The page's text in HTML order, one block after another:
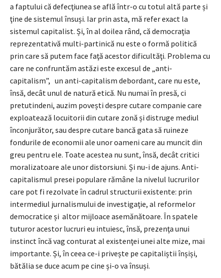
a faptului că defecţiunea se află într-o cu totul altă parte și
ţine de sistemul însuși. Iar prin asta, mă refer exact la
sistemul capitalist. Și, în al doilea rând, că democraţia
reprezentativă multi-partinică nu este o formă politică
prin care să putem face faţă acestor dificultăţi. Problema cu
care ne confruntăm astăzi este excesul de „anti-
capitalism”, un anti-capitalism debordant, care nu este,
însă, decât unul de natură etică. Nu numai în presă, ci
pretutindeni, auzim povești despre cutare companie care
exploatează locuitorii din cutare zonă și distruge mediul
înconjurător, sau despre cutare bancă gata să ruineze
fondurile de economii ale unor oameni care au muncit din
greu pentru ele. Toate acestea nu sunt, însă, decât critici
moralizatoare ale unor distorsiuni. Și nu-i de ajuns. Anti-
capitalismul presei populare rămâne la nivelul lucrurilor
care pot fi rezolvate în cadrul structurii existente: prin
intermediul jurnalismului de investigaţie, al reformelor
democratice și altor mijloace asemănătoare. În spatele
tuturor acestor lucruri eu intuiesc, însă, prezenţa unui
instinct încă vag conturat al existenţei unei alte mize, mai
importante. Și, în ceea ce-i privește pe capitaliștii înșiși,
bătălia se duce acum pe cine și-o va însuși.